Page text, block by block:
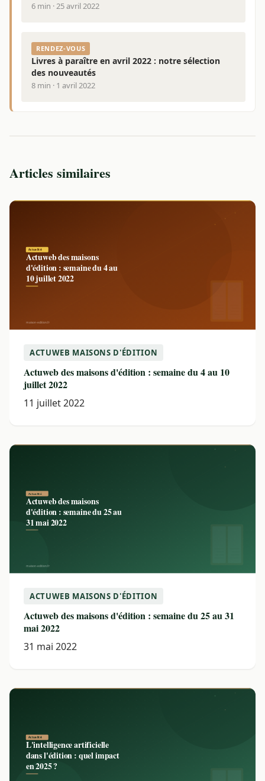
6 min · 25 avril 2022
RENDEZ-VOUS
Livres à paraître en avril 2022 : notre sélection
des nouveautés
8 min · 1 avril 2022
Articles similaires
ACTUWEB MAISONS D'ÉDITION
Actuweb des maisons d'édition : semaine du 4 au 10
juillet 2022
11 juillet 2022
ACTUWEB MAISONS D'ÉDITION
Actuweb des maisons d'édition : semaine du 25 au 31
mai 2022
31 mai 2022